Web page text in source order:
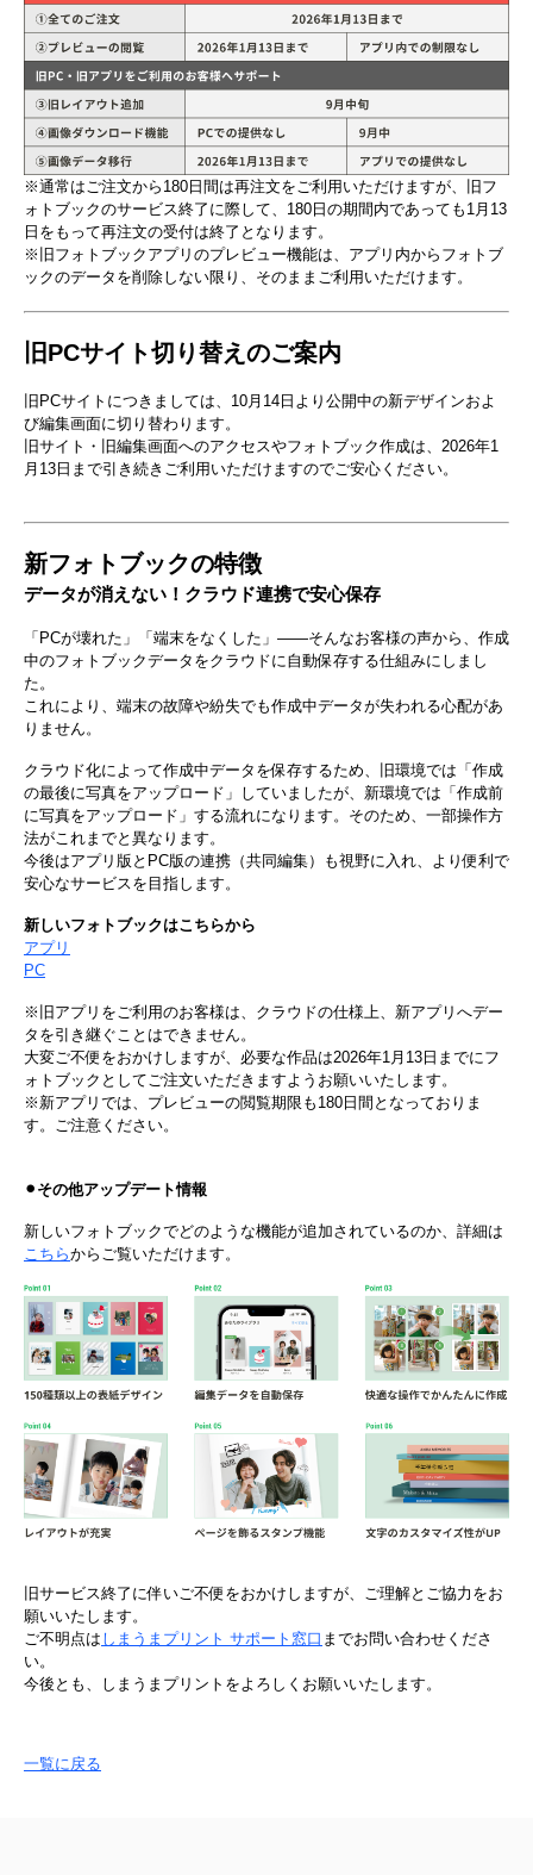
※通常はご注文から180日間は再注文をご利用いただけますが、旧フ
ォトブックのサービス終了に際して、180日の期間内であっても1月13
日をもって再注文の受付は終了となります。
※旧フォトブックアプリのプレビュー機能は、アプリ内からフォトブ
ックのデータを削除しない限り、そのままご利用いただけます。
旧PCサイト切り​替えの​ご案内
旧PCサイトに​つきましては、​10月14日より​公開中の​新デザインおよ
び​編集画面に​切り​替わります。
​旧サイト・旧編集画面への​アクセスや​フォトブック作成は、​2026年1
月13日まで​引き続き​ご利用いただけますので​ご安心ください。
新フォトブックの特徴
データが​消えない！​クラウド連携で​安心保存
​「PCが​壊れた」​「端末を​なくした」——​そんな​お客様の​声から、​作成
中の​フォトブック​データを​クラウドに​自動保存する​仕組みに​しまし
た。
これに​より、​端末の​故障や​紛失でも​作成中​データが​失われる​心配が​あ
りません。​
クラウド化によって作成中データを保存するため、旧環境では​「作成
の​最後に​写真を​アップロード」していましたが、​新環境では​「作成前
に​写真を​アップロード」する​流れに​なります。​その​ため、​一部​操作方​
法が​これまでと​異なります。​
今後は​アプリ版と​PC版の​連携​（共同編集）も​視野に​入れ、​より​便利で​
安心な​サービスを​目指します。​
新しいフォトブックはこちらから
アプリ
PC
※旧アプリをご利用の​お客様は、​クラウドの​仕様上、​新アプリへ​デー
タを​引き継ぐ​ことは​できません。​
大変​ご不便を​おかけしますが、​必要な​作品は​2026年1月13日までに​フ
ォトブックと​して​ご注文いただきますよう​お願い​いたします。​
※新アプリでは、​プレビューの​閲覧期限も​180日間と​なっておりま
す。​ご注意ください。​
⚫︎その他アップデート情報
新しいフォトブックでどのような機能が追加されているのか、詳細は
こちらからご覧いただけます。
旧サービス終了に伴いご不便をおかけしますが、ご理解とご協力をお
願いいたします。
ご不明点は しまうまプリント サポート窓口 までお問い合わせくださ
い。
今後とも、しまうまプリントをよろしくお願いいたします。
一覧に戻る